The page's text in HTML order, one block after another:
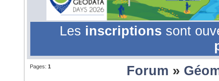
Les inscriptions sont
Pages: 1 Forum »